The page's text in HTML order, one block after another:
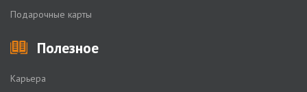
Подарочные карты
Полезное
Карьера